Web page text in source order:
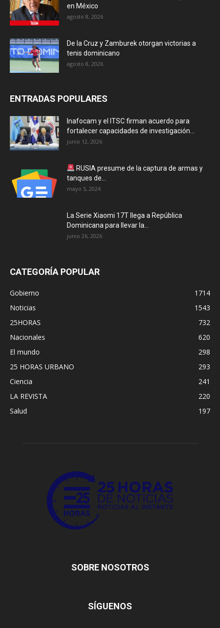
en México
agosto 8, 2026
De la Cruz y Zamburek otorgan victorias a
tenis dominicano
agosto 8, 2026
ENTRADAS POPULARES
Inafocam y el ITSC firman acuerdo para
fortalecer capacidades de investigación...
junio 12, 2026
RUSIA presume de la captura de armas y
tanques de...
mayo 5, 2024
La Serie Xiaomi 17T llega a República
Dominicana para llevar la...
junio 26, 2026
CATEGORÍA POPULAR
Gobierno
1714
Noticias
1543
25HORAS
732
Nacionales
620
El mundo
298
25 HORAS URBANO
293
Ciencia
241
LA REVISTA
220
Salud
197
SOBRE NOSOTROS
SÍGUENOS